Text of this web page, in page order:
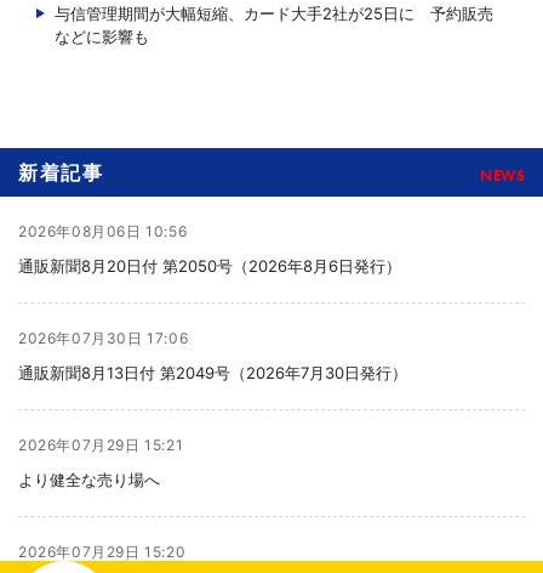
与信管理期間が大幅短縮、カード大手2社が25日に 予約販売
などに影響も
新着記事 NEWS
2026年08月06日 10:56
通販新聞8月20日付 第2050号（2026年8月6日発行）
2026年07月30日 17:06
通販新聞8月13日付 第2049号（2026年7月30日発行）
2026年07月29日 15:21
より健全な売り場へ
2026年07月29日 15:20